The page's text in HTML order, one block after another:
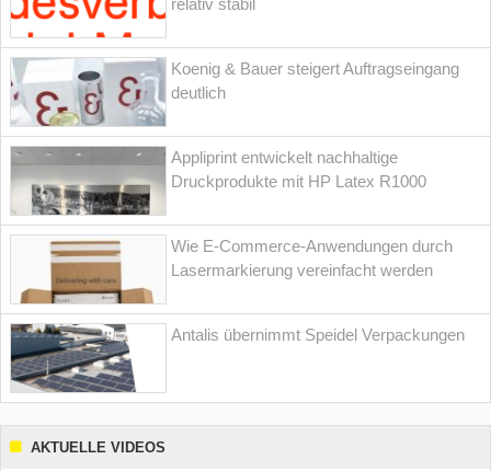
relativ stabil
Koenig & Bauer steigert Auftragseingang
deutlich
Appliprint entwickelt nachhaltige
Druckprodukte mit HP Latex R1000
Wie E-Commerce-Anwendungen durch
Lasermarkierung vereinfacht werden
Antalis übernimmt Speidel Verpackungen
AKTUELLE VIDEOS